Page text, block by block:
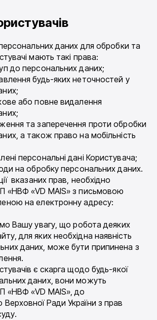
даних для обробки та
мають такі права:
до персональних даних;
будь-яких неточностей у
або повне видалення
та заперечення проти обробки
а також право на мобільність
персональні дані Користувача;
на обробку персональних даних.
вказаних прав, необхідно
«НВФ «VD MAIS» з письмовою
на електронну адресу:
Вашу увагу, що робота деяких
для яких необхідна наявність
даних, може бути припинена з
є скарга щодо будь-якої
даних, вони можуть
«НВФ «VD MAIS», до
Ради України з прав